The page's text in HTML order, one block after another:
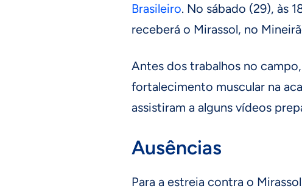
Brasileiro. No sábado (29), às
receberá o Mirassol, no
Antes dos trabalhos no
fortalecimento muscular na
assistiram a alguns vídeos
Ausências
Para a estreia contra o